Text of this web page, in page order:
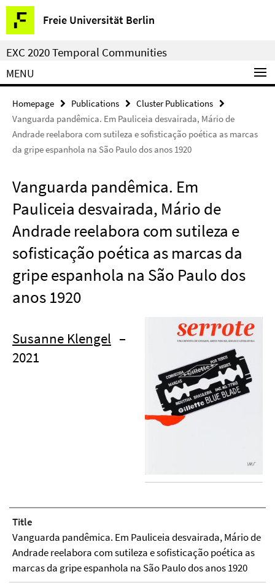
Springe
direkt
zu
Inhalt
Freie Universität Berlin
Service
Navigation
EXC 2020 Temporal Communities
MENU
Homepage Publications
Cluster Publications
Vanguarda pandêmica. Em Pauliceia desvairada, Mário de
Andrade reelabora com sutileza e sofisticação poética as marcas
da gripe espanhola na São Paulo dos anos 1920
Vanguarda pandêmica. Em
Pauliceia desvairada, Mário de
Andrade reelabora com sutileza e
sofisticação poética as marcas da
gripe espanhola na São Paulo dos
anos 1920
Susanne Klengel –
2021
Title
Vanguarda pandêmica. Em Pauliceia desvairada, Mário de
Andrade reelabora com sutileza e sofisticação poética as
marcas da gripe espanhola na São Paulo dos anos 1920